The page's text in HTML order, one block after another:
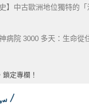
史】中古歐洲地位獨特的
病院 3000 多天：生命從
定專欄！